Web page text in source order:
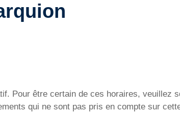
Pour être certain de ces horaires, veuillez
qui ne sont pas pris en compte sur